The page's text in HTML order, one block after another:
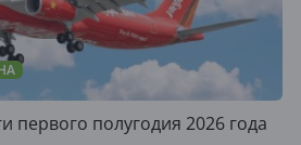
первого полугодия 2026 года